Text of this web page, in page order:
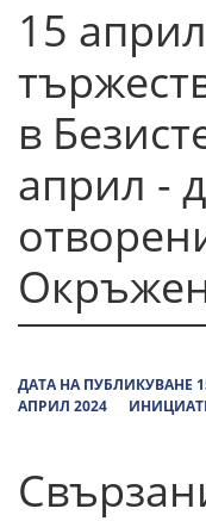
15
в
април -
ДАТА НА ПУБЛИКУВАНЕ
АПРИЛ 2024